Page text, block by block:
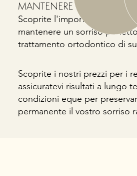
MANTENERE
Scoprite l'importanza dei
mantenere un sorriso
trattamento ortodontico di
Scoprite i nostri prezzi per i
assicuratevi risultati a lungo
condizioni eque per
permanente il vostro sorriso